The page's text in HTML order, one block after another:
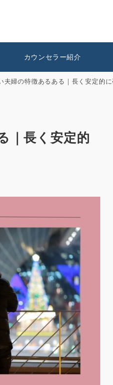
カウンセラー紹介
夫婦の特徴あるある｜長く安定的
｜長く安定的